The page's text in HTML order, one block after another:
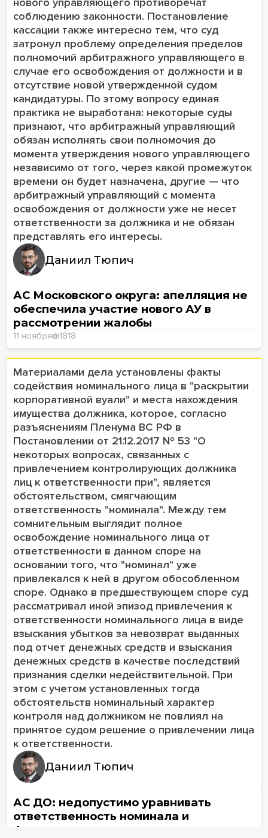
соблюдению законности. Постановление
кассации также интересно тем, что суд
затронул проблему определения пределов
полномочий арбитражного управляющего в
случае его освобождения от должности и в
отсутствие новой утвержденной судом
кандидатуры. По этому вопросу единая
практика не выработана: некоторые суды
признают, что арбитражный управляющий
обязан исполнять свои полномочия до
момента утверждения нового управляющего
независимо от того, через какой промежуток
времени он будет назначена, другие — что
арбитражный управляющий с момента
освобождения от должности уже не несет
ответственности за должника и не обязан
представлять его интересы.
Даниил Тюпич
АС Московского округа: апелляция не
обеспечила участие нового АУ в
рассмотрении жалобы
11 ноября 1818
Материалами дела установлены факты
содействия номинального лица в "раскрытии
корпоративной вуали" и места нахождения
имущества должника, которое, согласно
разъяснениям Пленума ВС РФ в
Постановлении от 21.12.2017 Nº 53 "О
некоторых вопросах, связанных с
привлечением контролирующих должника
лиц к ответственности при", является
обстоятельством, смягчающим
ответственность "номинала". Между тем
сомнительным выглядит полное
освобождение номинального лица от
ответственности в данном споре на
основании того, что "номинал" уже
привлекался к ней в другом обособленном
споре. Однако в предшествующем споре суд
рассматривал иной эпизод привлечения к
ответственности номинального лица в виде
взыскания убытков за невозврат выданных
под отчет денежных средств и взыскания
денежных средств в качестве последствий
признания сделки недействительной. При
этом с учетом установленных тогда
обстоятельств номинальный характер
контроля над должником не повлиял на
принятое судом решение о привлечении лица
к ответственности.
Даниил Тюпич
АС ДО: недопустимо уравнивать
ответственность номинала и
фактического директора